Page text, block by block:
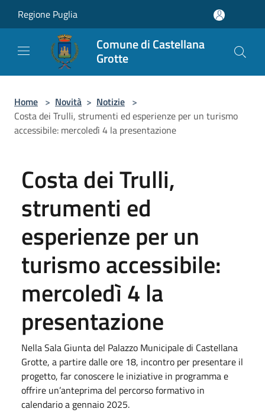
Regione Puglia
Comune di Castellana
Grotte
Home > Novità > Notizie >
Costa dei Trulli, strumenti ed esperienze per un turismo
accessibile: mercoledì 4 la presentazione
Costa dei Trulli,
strumenti ed
esperienze per un
turismo accessibile:
mercoledì 4 la
presentazione
Nella Sala Giunta del Palazzo Municipale di Castellana
Grotte, a partire dalle ore 18, incontro per presentare il
progetto, far conoscere le iniziative in programma e
offrire un’anteprima del percorso formativo in
calendario a gennaio 2025.